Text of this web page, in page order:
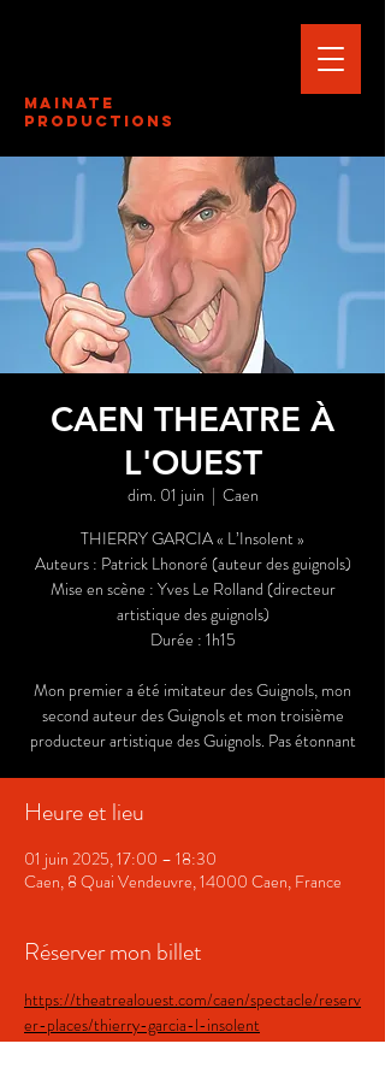
Mainate
Productions
CAEN THEATRE À
L'OUEST
dim. 01 juin
  |
Caen
THIERRY GARCIA « L’Insolent »
Auteurs : Patrick Lhonoré (auteur des guignols)
Mise en scène : Yves Le Rolland (directeur
artistique des guignols)
Durée : 1h15
Mon premier a été imitateur des Guignols, mon
second auteur des Guignols et mon troisième
producteur artistique des Guignols. Pas étonnant
Heure et lieu
01 juin 2025, 17:00 – 18:30
Caen, 8 Quai Vendeuvre, 14000 Caen, France
Réserver mon billet
https://theatrealouest.com/caen/spectacle/reserv
er-places/thierry-garcia-l-insolent